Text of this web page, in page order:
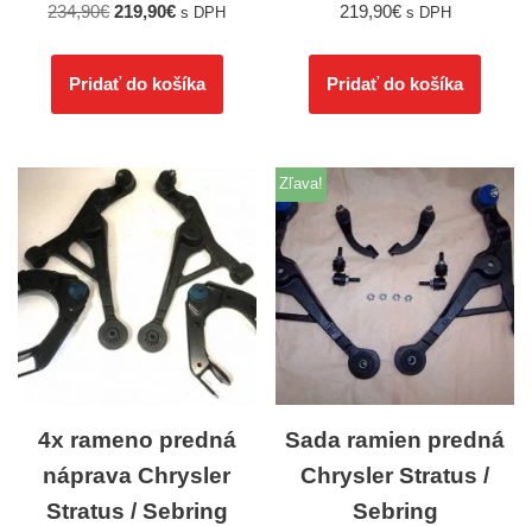
234,90€ 219,90€ s DPH
Pridať do košíka
219,90€ s DPH
Pridať do košíka
4x rameno predná
náprava Chrysler
Stratus / Sebring
Zľava!
Sada ramien predná
Chrysler Stratus /
Sebring